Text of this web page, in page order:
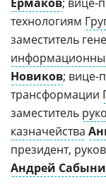
технологиям
заместитель
Новиков; вице-
трансформации
заместитель
казначейства
президент,
Андрей